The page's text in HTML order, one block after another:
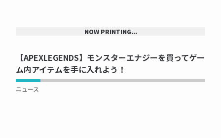
NOW PRINTING...
【APEXLEGENDS】モンスターエナジーを買ってゲー
ム内アイテムを手に入れよう！
ニュース